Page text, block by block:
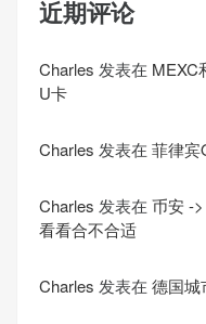
近期评论
Charles 发表在 MEXC
U卡
Charles 发表在 菲律宾
Charles 发表在 币安 -
看看合不合适
Charles 发表在 德国城